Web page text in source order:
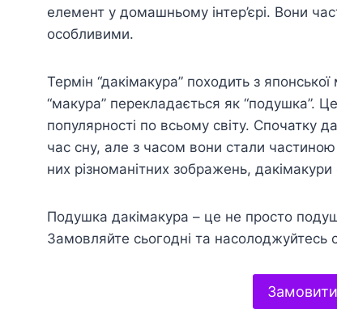
елемент у домашньому інтер’єрі. Вони
особливими.
Термін “дакімакура” походить з
“макура” перекладається як “подушка”.
популярності по всьому світу. Спочатку
час сну, але з часом вони стали
них різноманітних зображень,
Подушка дакімакура – це не просто
Замовляйте сьогодні та